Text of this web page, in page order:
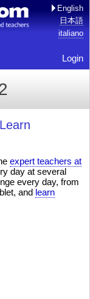
English
日本語
italiano
Login
expert teachers at
day at several
every day, from
and learn